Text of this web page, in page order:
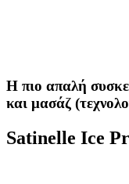
Η πιο απαλή
και μασάζ
Satinelle Ice